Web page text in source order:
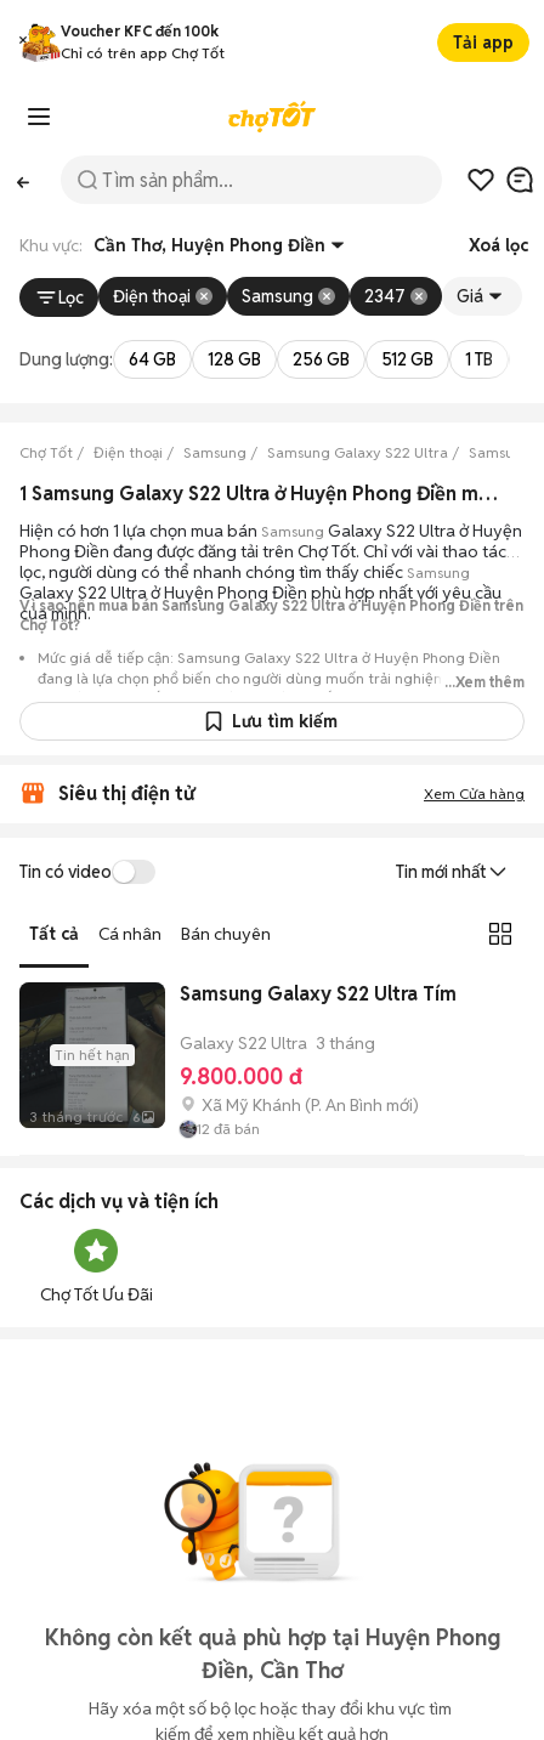
Voucher KFC đến 100k
Chỉ có trên app Chợ Tốt
Tải app
Khu vực: Cần Thơ, Huyện Phong Điền Xoá lọc
Lọc Điện thoại Samsung 2347 Giá
Dung lượng: 64 GB 128 GB 256 GB 512 GB 1 TB
Chợ Tốt Điện thoại Samsung Samsung Galaxy S22 Ultra Samsung
1 Samsung Galaxy S22 Ultra ở Huyện Phong Điền máy bền đẹp đang bán 08/2026
Hiện có hơn 1 lựa chọn mua bán Samsung Galaxy S22 Ultra ở Huyện
Phong Điền đang được đăng tải trên Chợ Tốt. Chỉ với vài thao tác
lọc, người dùng có thể nhanh chóng tìm thấy chiếc Samsung
Galaxy S22 Ultra ở Huyện Phong Điền phù hợp nhất với yêu cầu
của mình.
Vì sao nên mua bán Samsung Galaxy S22 Ultra ở Huyện Phong Điền trên
Chợ Tốt?
Mức giá dễ tiếp cận: Samsung Galaxy S22 Ultra ở Huyện Phong Điền
đang là lựa chọn phổ biến cho người dùng muốn trải nghiệm dòng máy
này với chi phí thấp hơn so với khi mới ra mắt.
Nguồn cung phong phú: Dễ dàng tìm thấySamsung
Galaxy S22 Ultra ở
Giao dịch minh bạch: Việc gặp gỡ trực tiếp giúp người mua
tin đăng.
địa điểm giao nhận, chốt giao dịch nhanh chóng khi đạt được
...Xem thêm
Lưu tìm kiếm
Siêu thị điện tử Xem Cửa hàng
Tin có video Tin mới nhất
Tất cả Cá nhân Bán chuyên
Tin hết hạn
3 tháng trước 6
Samsung Galaxy S22 Ultra Tím
Galaxy S22 Ultra 3 tháng
9.800.000 đ
Xã Mỹ Khánh (P. An Bình mới)
12 đã bán
Các dịch vụ và tiện ích
Chợ Tốt Ưu Đãi
Không còn kết quả phù hợp tại Huyện Phong
Điền, Cần Thơ
Hãy xóa một số bộ lọc hoặc thay đổi khu vực tìm
kiếm để xem nhiều kết quả hơn